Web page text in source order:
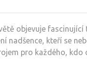
objevuje
nadšence, kteří se
pro každého,